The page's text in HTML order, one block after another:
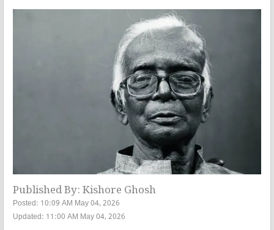
Published By: Kishore Ghosh
Posted: 10:09 AM May 04, 2026
Updated: 11:00 AM May 04, 2026